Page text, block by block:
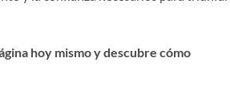
hoy mismo y descubre cómo